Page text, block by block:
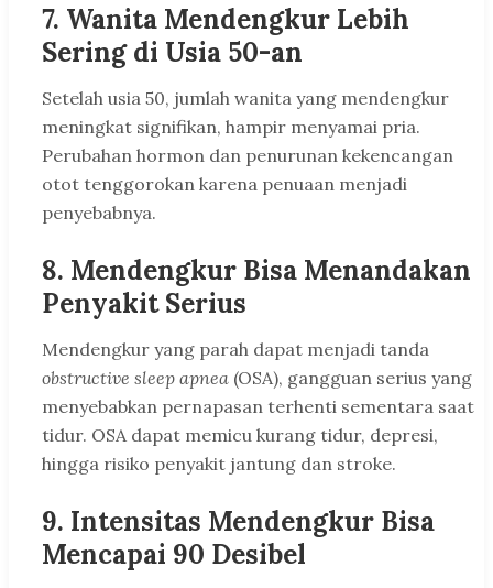
7. Wanita Mendengkur Lebih
Sering di Usia 50-an
Setelah usia 50, jumlah wanita yang mendengkur
meningkat signifikan, hampir menyamai pria.
Perubahan hormon dan penurunan kekencangan
otot tenggorokan karena penuaan menjadi
penyebabnya.
8. Mendengkur Bisa Menandakan
Penyakit Serius
Mendengkur yang parah dapat menjadi tanda
obstructive sleep apnea (OSA), gangguan serius yang
menyebabkan pernapasan terhenti sementara saat
tidur. OSA dapat memicu kurang tidur, depresi,
hingga risiko penyakit jantung dan stroke.
9. Intensitas Mendengkur Bisa
Mencapai 90 Desibel